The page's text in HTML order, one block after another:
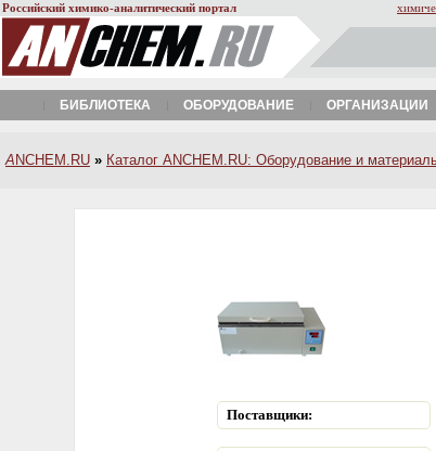
Российский химико-аналитический портал
БИБЛИОТЕКА ОБОРУДОВАНИЕ ОРГАНИЗАЦИИ
A NCHEM.RU » Каталог ANCHEM.RU: Оборудование и
Поставщики: